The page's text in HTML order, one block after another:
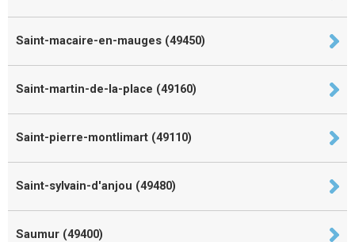
Saint-macaire-en-mauges (49450)
Saint-martin-de-la-place (49160)
Saint-pierre-montlimart (49110)
Saint-sylvain-d'anjou (49480)
Saumur (49400)